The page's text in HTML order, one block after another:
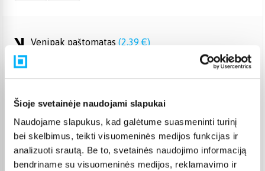
Šioje svetainėje naudojami slapukai
Naudojame slapukus, kad galėtume suasmeninti turinį
bei skelbimus, teikti visuomeninės medijos funkcijas ir
analizuoti srautą. Be to, svetainės naudojimo informaciją
bendriname su visuomeninės medijos, reklamavimo ir
Venipak paštomatas (2,39 €)
Pristato ir šeštadienį
Rugpjūtis 18d. - Rugpjūtis 24d.
Smartposti paštomatas (2,19 €)
Pristato ir šeštadienį